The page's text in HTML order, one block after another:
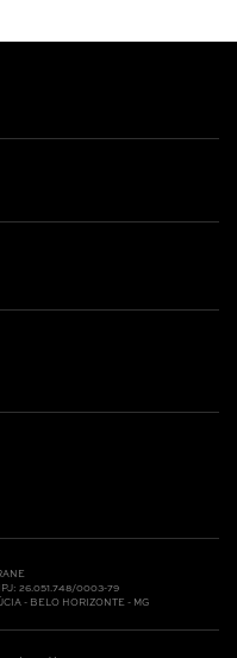
26.051.748/0003-79
- BELO HORIZONTE - MG